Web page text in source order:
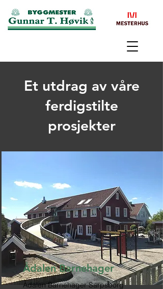
Et utdrag av våre
ferdigstilte
prosjekter
Ådalen Barnehager
Ådalen Barnehager Sarpsborg